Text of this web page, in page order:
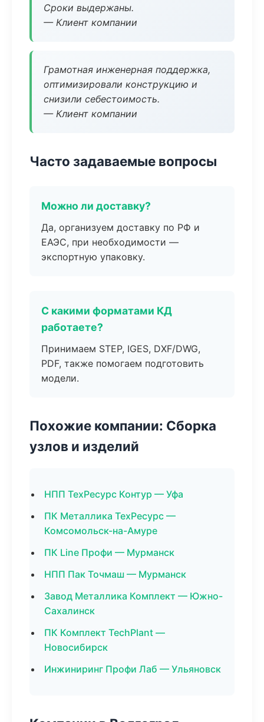
Сроки выдержаны.
— Клиент компании
Грамотная инженерная поддержка,
оптимизировали конструкцию и
снизили себестоимость.
— Клиент компании
Часто задаваемые вопросы
Можно ли доставку?
Да, организуем доставку по РФ и
ЕАЭС, при необходимости —
экспортную упаковку.
С какими форматами КД
работаете?
Принимаем STEP, IGES, DXF/DWG,
PDF, также помогаем подготовить
модели.
Похожие компании: Сборка
узлов и изделий
НПП ТехРесурс Контур — Уфа
ПК Металлика ТехРесурс —
Комсомольск-на-Амуре
ПК Line Профи — Мурманск
НПП Пак Точмаш — Мурманск
Завод Металлика Комплект — Южно-
Сахалинск
ПК Комплект TechPlant —
Новосибирск
Инжиниринг Профи Лаб — Ульяновск